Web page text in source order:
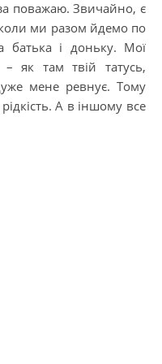
поважаю. Звичайно, є
коли ми разом йдемо по
батька і доньку. Мої
як там твій татусь,
мене ревнує. Тому
А в іншому все